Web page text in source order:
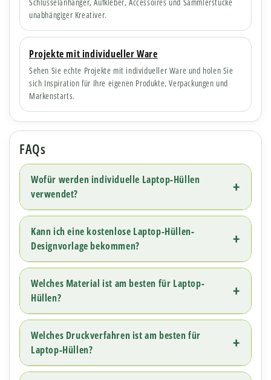
unabhängiger Kreativer.
Projekte mit individueller Ware
Sehen Sie echte Projekte mit individueller Ware und holen Sie
sich Inspiration für Ihre eigenen Produkte, Verpackungen und
Markenstarts.
FAQs
Wofür werden individuelle Laptop-Hüllen
verwendet?
Kann ich eine kostenlose Laptop-Hüllen-
Designvorlage bekommen?
Welches Material ist am besten für Laptop-
Hüllen?
Welches Druckverfahren ist am besten für
Laptop-Hüllen?